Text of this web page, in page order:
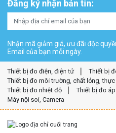
Đăng ký nhận bản tin:
Nhận mã giảm giá, ưu đãi độc
Email của bạn mỗi ngày.
Thiết bị đo điện, điện tử
Thiết bị
Thiết bị đo môi trường, chất lỏng, thực
Thiết bị đo nhiệt độ
Thiết bị đo
Máy nội soi, Camera